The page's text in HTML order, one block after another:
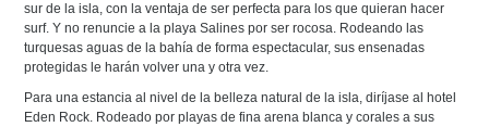
sur de la isla, con la ventaja de ser perfecta para los que quieran hacer
surf. Y no renuncie a la playa Salines por ser rocosa. Rodeando las
turquesas aguas de la bahía de forma espectacular, sus ensenadas
protegidas le harán volver una y otra vez.
Para una estancia al nivel de la belleza natural de la isla, diríjase al hotel
Eden Rock. Rodeado por playas de fina arena blanca y corales a sus